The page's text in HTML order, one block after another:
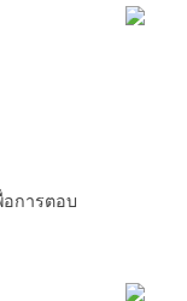
การตอบ